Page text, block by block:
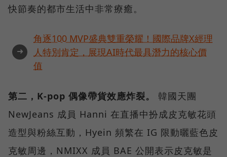
快節奏的都市生活中非常療癒。
➜
角逐100 MVP盛典雙重榮耀！國際品牌X經理
人特別肯定，展現AI時代最具潛力的核心價
值
第二，K-pop 偶像帶貨效應炸裂。
韓國天團
NewJeans 成員 Hanni 在直播中扮成皮克敏花頭
造型與粉絲互動，Hyein 頻繁在 IG 限動曬藍色皮
克敏周邊，NMIXX 成員 BAE 公開表示皮克敏是